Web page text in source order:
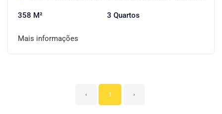
358 M² 3 Quartos
Mais informações
‹ 1 ›